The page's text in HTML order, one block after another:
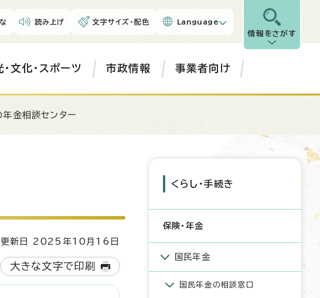
読み上げ 文字サイズ・配色 Language
情報をさがす
・文化・スポーツ 市政情報 事業者向け
金相談センター
新日 2025年10月16日
大きな文字で印刷
くらし・手続き
保険・年金
国民年金
国民年金の相談窓口